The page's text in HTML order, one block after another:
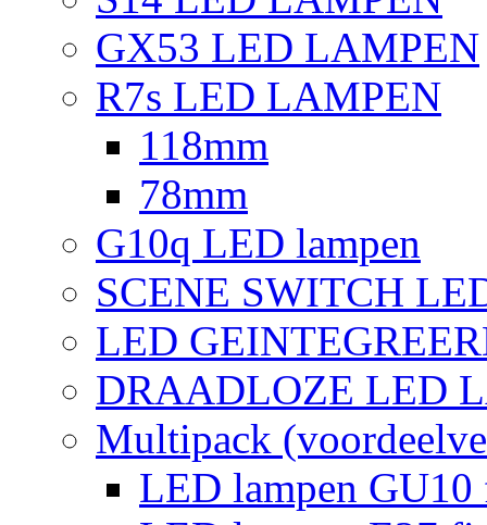
GX53 LED LAMPEN
R7s LED LAMPEN
118mm
78mm
G10q LED lampen
SCENE SWITCH
LED
DRAADLOZE LED
Multipack
LED lampen